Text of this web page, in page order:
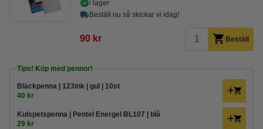
i lager
Beställ nu så skickar vi idag!
90 kr Beställ
Tips! Köp med pennor!
Bläckpenna | 123ink | gul | 10st
40 kr
Kulspetspenna | Pentel Energel BL107 | blå
29 kr